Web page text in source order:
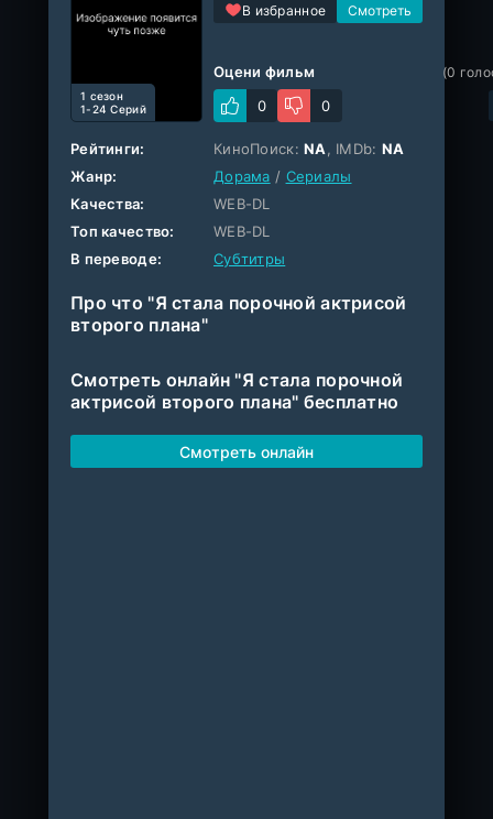
В избранное
1 cезон
1-24 Серий
Оцени фильм
0
0
(0
Рейтинги: КиноПоиск:NA , IMDb: NA
Жанр:
Дорама / Сериалы
Качества:
WEB-DL
Топ качество:
WEB-DL
В переводе:
Субтитры
Про что "Я стала порочной актрисой
второго плана"
Смотреть онлайн "Я стала порочной
актрисой второго плана" бесплатно
Смотреть онлайн